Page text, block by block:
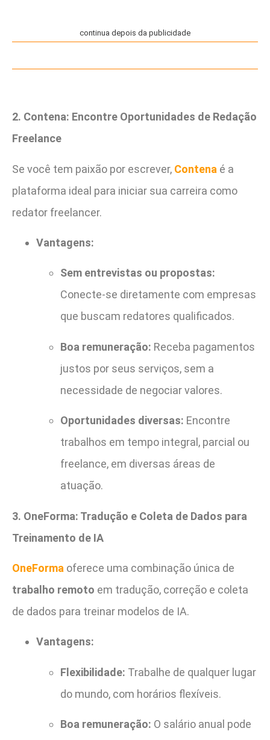
continua depois da publicidade
2. Contena: Encontre Oportunidades de Redação
Freelance
Se você tem paixão por escrever, Contena é a
plataforma ideal para iniciar sua carreira como
redator freelancer.
Vantagens:
Sem entrevistas ou propostas:
Conecte-se diretamente com empresas
que buscam redatores qualificados.
Boa remuneração: Receba pagamentos
justos por seus serviços, sem a
necessidade de negociar valores.
Oportunidades diversas: Encontre
trabalhos em tempo integral, parcial ou
freelance, em diversas áreas de
atuação.
3. OneForma: Tradução e Coleta de Dados para
Treinamento de IA
OneForma oferece uma combinação única de
trabalho remoto em tradução, correção e coleta
de dados para treinar modelos de IA.
Vantagens:
Flexibilidade: Trabalhe de qualquer lugar
do mundo, com horários flexíveis.
Boa remuneração: O salário anual pode